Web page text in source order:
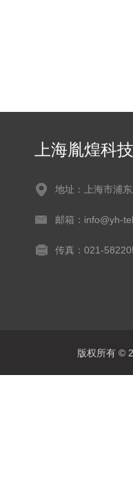
上海胤煌科
地址：上海市浦
邮箱：info@yh-
传真：021-
版权所有 ©